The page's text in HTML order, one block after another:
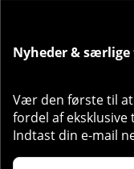
Nyheder &
Vær den første til
fordel af
Indtast din e-mail